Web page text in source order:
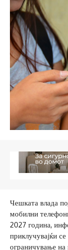
Чешката влада
мобилни
2027 година,
приклучувајќи
ограничување на